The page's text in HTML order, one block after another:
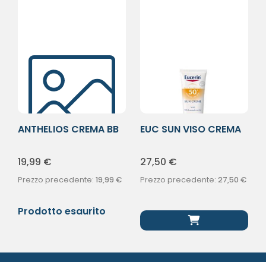
ANTHELIOS CREMA BB
19,99 €
Prezzo precedente: 19,99 €
Prodotto esaurito
EUC SUN VISO CREMA
27,50 €
Prezzo precedente: 27,50 €